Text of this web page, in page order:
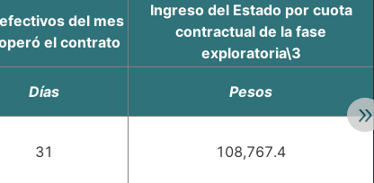
del mes
el contrato
Ingreso del Estado por cuota
contractual de la fase
exploratoria\3
Días Pesos
31 108,767.4